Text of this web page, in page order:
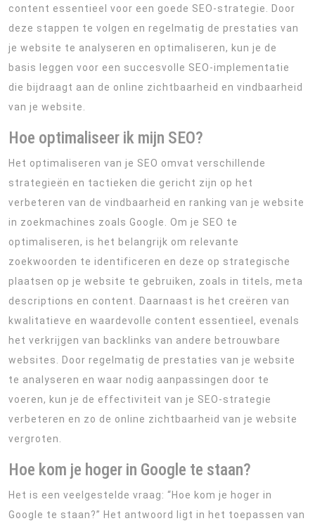
content essentieel voor een goede SEO-strategie. Door
deze stappen te volgen en regelmatig de prestaties van
je website te analyseren en optimaliseren, kun je de
basis leggen voor een succesvolle SEO-implementatie
die bijdraagt aan de online zichtbaarheid en vindbaarheid
van je website.
Hoe optimaliseer ik mijn SEO?
Het optimaliseren van je SEO omvat verschillende
strategieën en tactieken die gericht zijn op het
verbeteren van de vindbaarheid en ranking van je website
in zoekmachines zoals Google. Om je SEO te
optimaliseren, is het belangrijk om relevante
zoekwoorden te identificeren en deze op strategische
plaatsen op je website te gebruiken, zoals in titels, meta
descriptions en content. Daarnaast is het creëren van
kwalitatieve en waardevolle content essentieel, evenals
het verkrijgen van backlinks van andere betrouwbare
websites. Door regelmatig de prestaties van je website
te analyseren en waar nodig aanpassingen door te
voeren, kun je de effectiviteit van je SEO-strategie
verbeteren en zo de online zichtbaarheid van je website
vergroten.
Hoe kom je hoger in Google te staan?
Het is een veelgestelde vraag: “Hoe kom je hoger in
Google te staan?” Het antwoord ligt in het toepassen van